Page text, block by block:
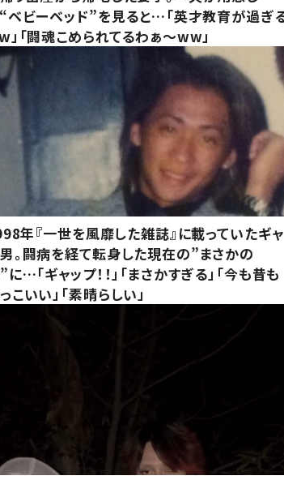
ベビーベッド”を見ると…「英才教育が過ぎ
」「闘魂こめられてるわぁ～ww」
年『一世を風靡した雑誌』に載っていたギャ
。闘病を経て転身した現在の”まさかの
に…「ギャップ！！」「まさかすぎる」「今も昔も
こいい」「素晴らしい」